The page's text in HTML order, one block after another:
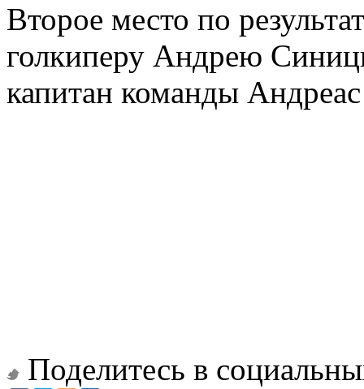
Второе место по
голкиперу Андрею
капитан команды
Поделитесь в